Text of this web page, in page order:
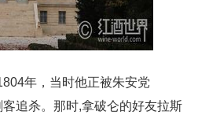
年，当时他正被朱安党
客追杀。那时,拿破仑的好友拉斯